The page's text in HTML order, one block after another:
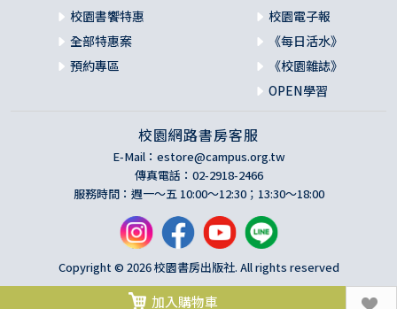
校園書饗特惠
全部特惠案
預約專區
校園電子報
《每日活水》
《校園雜誌》
OPEN學習
校園網路書房客服
E-Mail： estore@campus.org.tw
傳真電話：02-2918-2466
服務時間：週一～五 10:00～12:30；13:30～18:00
Copyright © 2026 校園書房出版社. All rights reserved
加入購物車